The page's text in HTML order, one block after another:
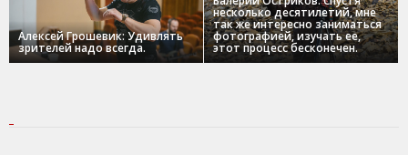
Алексей Грошевик: Удивлять
зрителей надо всегда.
несколько десятилетий, мне
так же интересно заниматься
фотографией, изучать ее,
этот процесс бесконечен.